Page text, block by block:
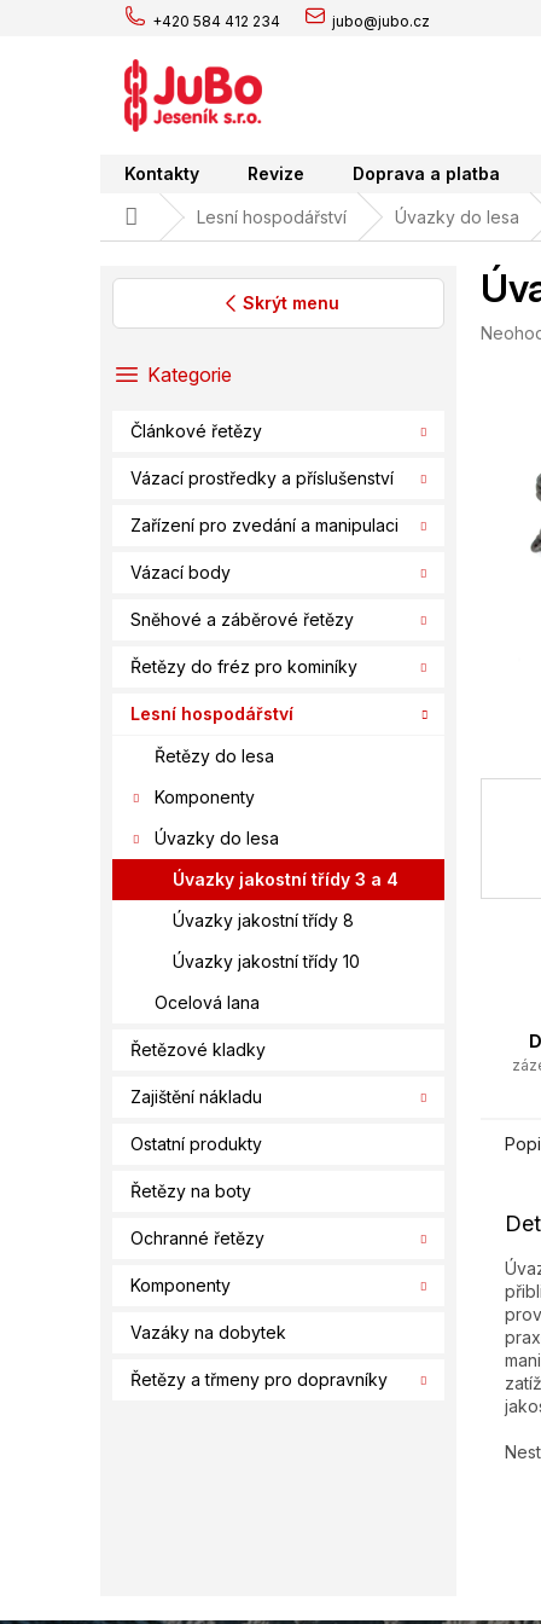
+420 584 412 234 jubo@jubo.cz
Kontakty Revize Doprava a platba
Domů Lesní hospodářství Úvazky do lesa
Skrýt menu
PřeskočitKategorie
Článkové řetězy
Vázací prostředky a příslušenství
Zařízení pro zvedání a manipulaci
Vázací body
Sněhové a záběrové řetězy
Řetězy do fréz pro kominíky
Lesní hospodářství
Řetězy do lesa
Komponenty
Úvazky do lesa
Úvazky jakostní třídy 3 a 4
Úvazky jakostní třídy 8
Úvazky jakostní třídy 10
Ocelová lana
Řetězové kladky
Zajištění nákladu
Ostatní produkty
Řetězy na boty
Ochranné řetězy
Komponenty
Vazáky na dobytek
Řetězy a třmeny pro dopravníky